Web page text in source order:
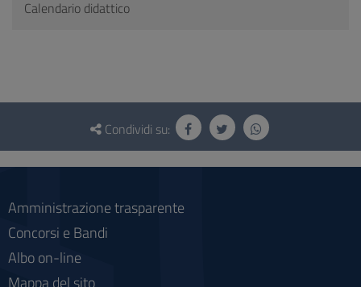
Calendario didattico
Questionario
social
Condividi su:
Amministrazione trasparente
Concorsi e Bandi
Albo on-line
Mappa del sito